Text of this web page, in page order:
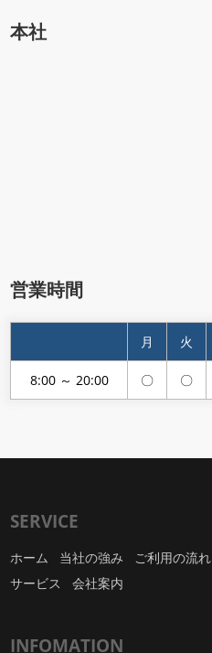
本社
営業時間
月 火
8:00 ～ 20:00 〇 〇
SERVICE
ホーム 当社の強み ご利用の流れ
サービス
会社案内
INFOMATION